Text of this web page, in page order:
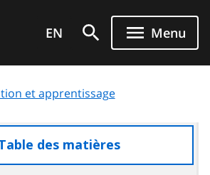
EN Menu
et apprentissage
des matières
à